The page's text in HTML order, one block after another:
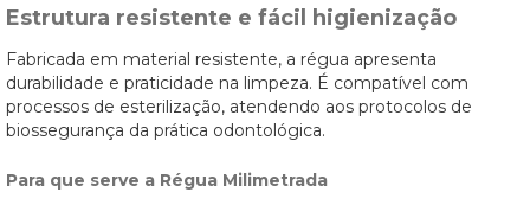
Estrutura resistente e fácil higienização
Fabricada em material resistente, a régua apresenta
durabilidade e praticidade na limpeza. É compatível com
processos de esterilização, atendendo aos protocolos de
biossegurança da prática odontológica.
Para que serve a Régua Milimetrada